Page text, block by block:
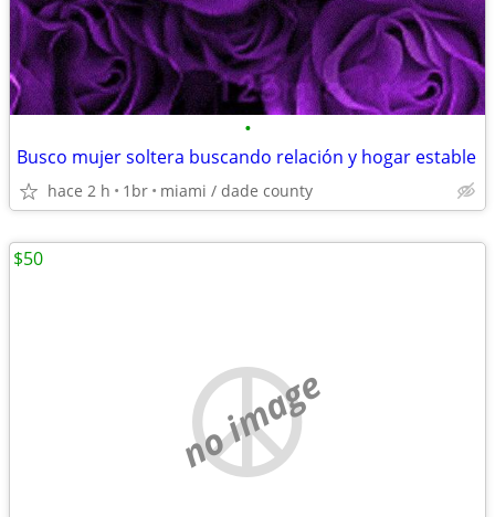
•
Busco mujer soltera buscando relación y hogar estable
hace 2 h 1br miami / dade county
no image
$50